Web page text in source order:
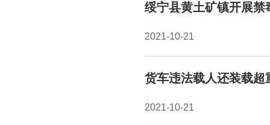
绥宁县黄土矿镇开展
2021-10-21
货车违法载人还装载
2021-10-21